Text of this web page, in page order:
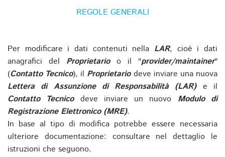
REGOLE GENERALI
Per modificare i dati contenuti nella LAR, cioè i dati
anagrafici del Proprietarioo il "provider/maintainer"
(Contatto Tecnico), il Proprietariodeve inviare una nuova
Lettera di Assunzione di Responsabilità (LAR)e il
Contatto Tecnicodeve inviare un nuovo Modulo di
Registrazione Elettronico (MRE).
In base al tipo di modifica potrebbe essere necessaria
ulteriore documentazione: consultare nel dettaglio le
istruzioni che seguono.